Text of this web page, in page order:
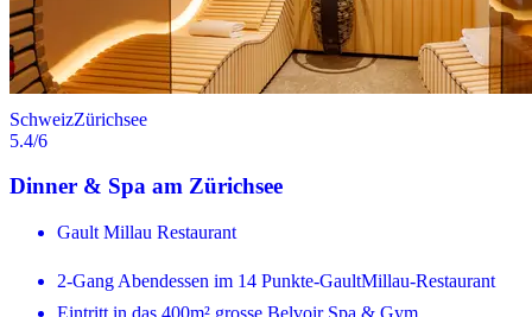
SchweizZürichsee
5.4/6
Dinner & Spa am Zürichsee
Gault Millau Restaurant
2-Gang Abendessen im 14 Punkte-GaultMillau-Restaurant
Eintritt in das 400m² grosse Belvoir Spa & Gym